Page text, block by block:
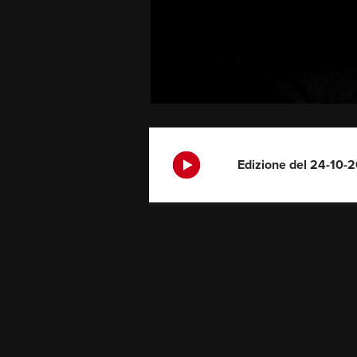
Edizione del 24-10-